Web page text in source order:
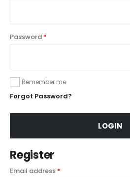
Password *
Remember me
Forgot Password?
LOGIN
Register
Email address *